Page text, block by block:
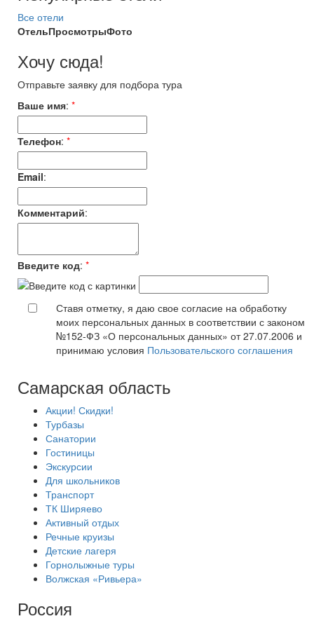
Все отели
ОтельПросмотрыФото
Хочу сюда!
Отправьте заявку для подбора тура
Ваше имя: *
Телефон: *
Email:
Комментарий:
Введите код: *
Ставя отметку, я даю свое согласие на обработку
моих персональных данных в соответствии с законом
№152-ФЗ «О персональных данных» от 27.07.2006 и
принимаю условия Пользовательского соглашения
Самарская область
Акции! Скидки!
Турбазы
Санатории
Гостиницы
Экскурсии
Для школьников
Транспорт
ТК Ширяево
Активный отдых
Речные круизы
Детские лагеря
Горнолыжные туры
Волжская «Ривьера»
Россия